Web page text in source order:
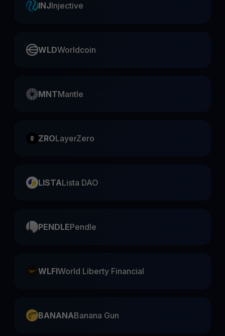
INJInjective
WLDWorldcoin
MNTMantle
ZROLayerZero
LISTALista DAO
PENDLEPendle
WLFIWorld Liberty Financial
BANANABanana Gun